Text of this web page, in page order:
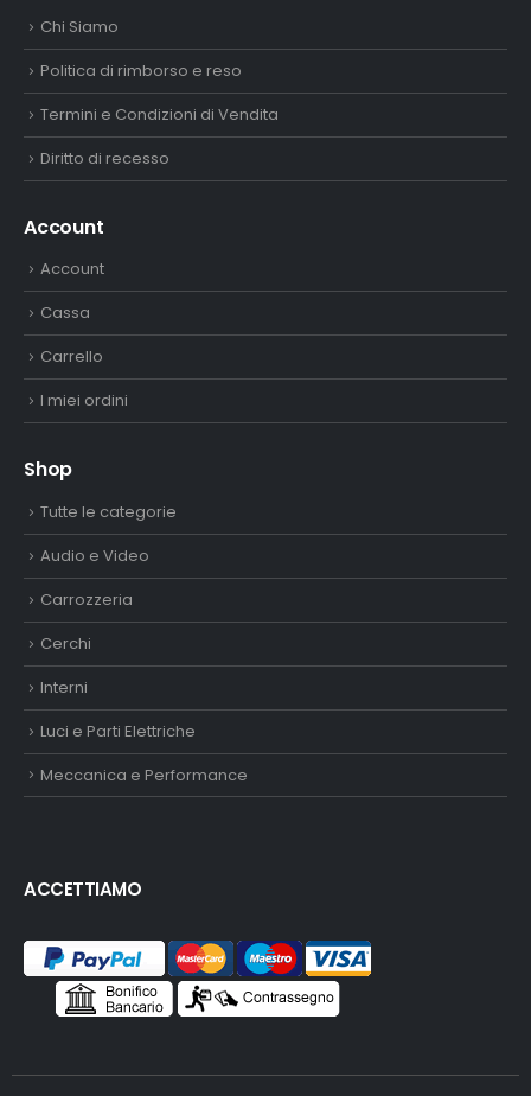
Chi Siamo
Politica di rimborso e reso
Termini e Condizioni di Vendita
Diritto di recesso
Account
Account
Cassa
Carrello
I miei ordini
Shop
Tutte le categorie
Audio e Video
Carrozzeria
Cerchi
Interni
Luci e Parti Elettriche
Meccanica e Performance
ACCETTIAMO